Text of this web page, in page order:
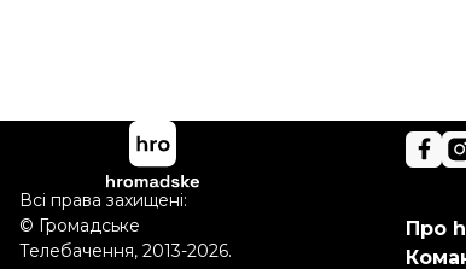
Про
Всі права захищені:
© Громадське
Телебачення, 2013-2026.